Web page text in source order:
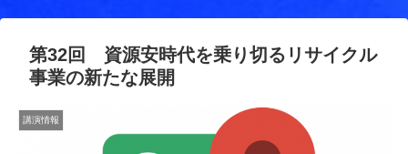
第32回 資源安時代を乗り切るリサイクル
事業の新たな展開
講演情報